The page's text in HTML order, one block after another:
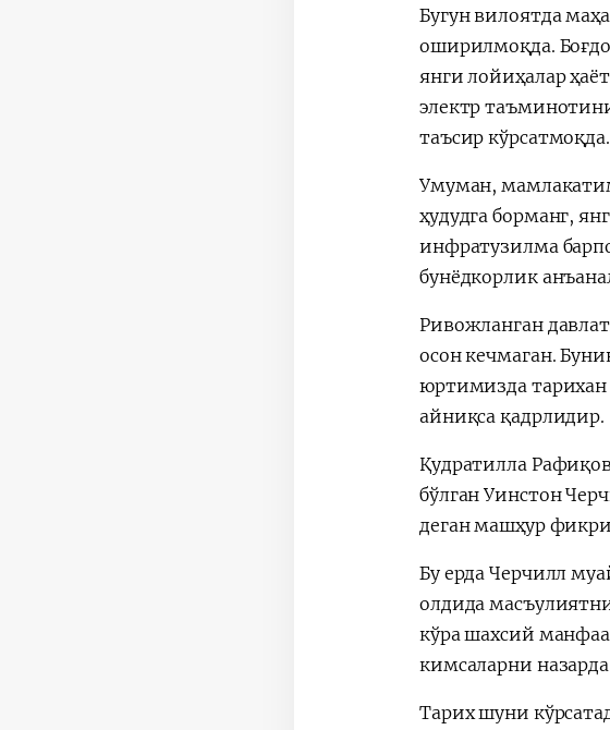
Бугун вилоятда
оширилмоқда.
янги лойиҳалар
электр
таъсир кўрсатмоқда.
Умуман,
ҳудудга борманг,
инфратузилма
бунёдкорлик
Ривожланган
осон кечмаган.
юртимизда тарихан
айниқса қадрлидир.
Қудратилла
бўлган Уинстон
деган машҳур
Бу ерда Черчилл
олдида
кўра шахсий
кимсаларни назарда
Тарих шуни